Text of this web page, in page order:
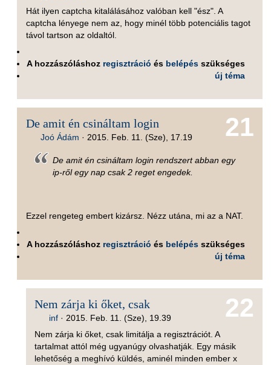
Hát ilyen captcha kitalálásához valóban kell "ész". A
captcha lényege nem az, hogy minél több potenciális tagot
távol tartson az oldaltól.
A hozzászóláshoz regisztráció és belépés szükséges
új téma
21
De amit én csináltam login
Joó Ádám · 2015. Feb. 11. (Sze), 17.19
De amit én csináltam login rendszert abban egy
ip-ről egy nap csak 2 reget engedek.
Ezzel rengeteg embert kizársz. Nézz utána, mi az a NAT.
A hozzászóláshoz regisztráció és belépés szükséges
új téma
22
Nem zárja ki őket, csak
inf· 2015. Feb. 11. (Sze), 19.39
Nem zárja ki őket, csak limitálja a regisztrációt. A
tartalmat attól még ugyanúgy olvashatják. Egy másik
lehetőség a meghívó küldés, aminél minden ember x